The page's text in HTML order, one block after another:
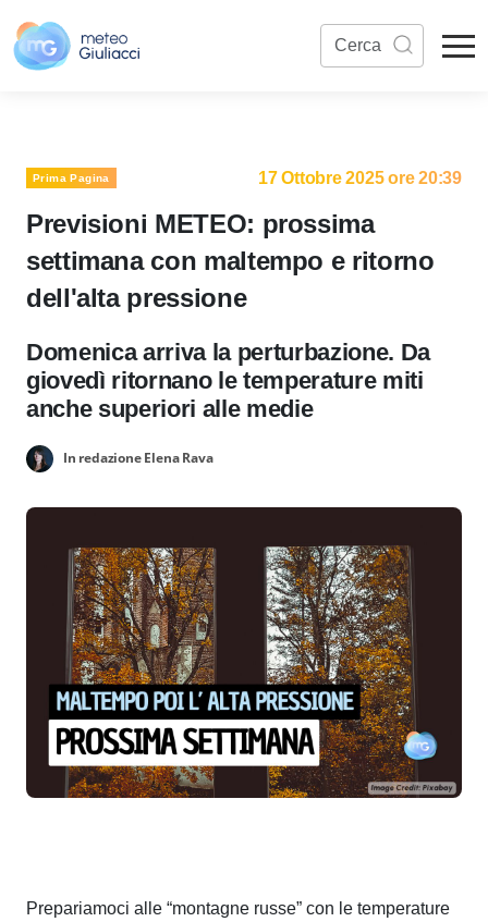
Prima Pagina 17 Ottobre 2025 ore 20:39
Previsioni METEO: prossima
settimana con maltempo e ritorno
dell'alta pressione
Domenica arriva la perturbazione. Da
giovedì ritornano le temperature miti
anche superiori alle medie
In redazione Elena Rava
Prepariamoci alle “montagne russe” con le temperature